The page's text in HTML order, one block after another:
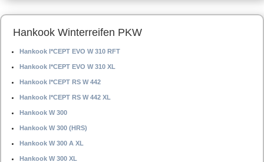
Hankook Winterreifen PKW
Hankook I*CEPT EVO W 310 RFT
Hankook I*CEPT EVO W 310 XL
Hankook I*CEPT RS W 442
Hankook I*CEPT RS W 442 XL
Hankook W 300
Hankook W 300 (HRS)
Hankook W 300 A XL
Hankook W 300 XL